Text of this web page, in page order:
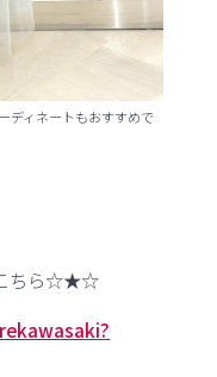
ディネートもおすすめで
ちら☆★☆